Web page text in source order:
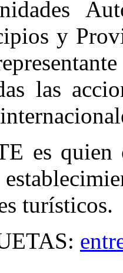
y
las
es quien
turísticos.